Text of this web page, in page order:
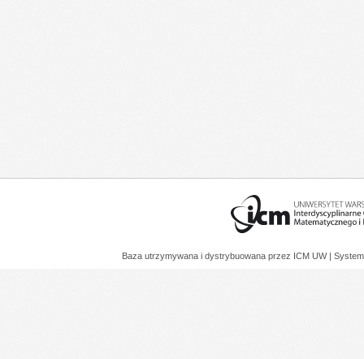
Baza utrzymywana i dystrybuowana przez ICM UW |